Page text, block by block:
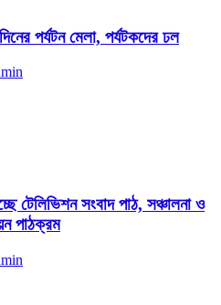
পর্যটন মেলা, পর্যটকদের ঢল
টেলিভিশন সংবাদ পাঠ, সঞ্চালনা ও
পাঠক্রম